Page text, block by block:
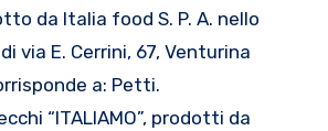
da Italia food S. P. A. nello
via E. Cerrini, 67, Venturina
a: Petti.
“ITALIAMO”, prodotti da